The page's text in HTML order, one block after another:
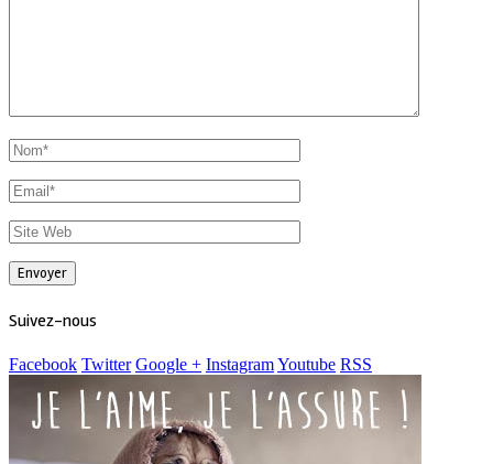
Suivez-nous
Facebook Twitter Google + InstagramYoutube RSS